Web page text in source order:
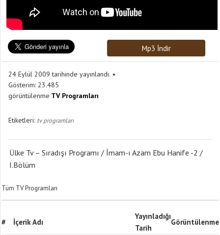
Mp3 İndir
24 Eylül 2009 tarihinde yayınlandı.
Gösterim: 23.485
görüntülenme TV Programları
Etiketleri: tv programları
Ülke Tv – Sıradışı Programı / İmam-ı Azam Ebu Hanife -2 /
I.Bölüm
Tüm TV Programları
# İçerik Adı
Yayınladığı
Tarih
Görüntülenme